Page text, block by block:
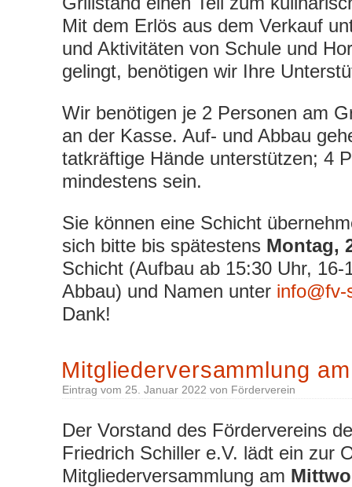
Mit dem Erlös aus dem Verkauf
und Aktivitäten von Schule und
gelingt, benötigen wir Ihre
Wir benötigen je 2 Personen am
an der Kasse. Auf- und Abbau
tatkräftige Hände unterstützen; 4
mindestens sein.
Sie können eine Schicht
sich bitte bis spätestens Montag,
Schicht (Aufbau ab 15:30 Uhr, 16-
Abbau) und Namen unter info@fv-
Dank!
Mitgliederversammlung
Eintrag vom 25. Januar 2022 von Förderverein
Der Vorstand des Fördervereins
Friedrich Schiller e.V. lädt ein zur
Mitgliederversammlung am